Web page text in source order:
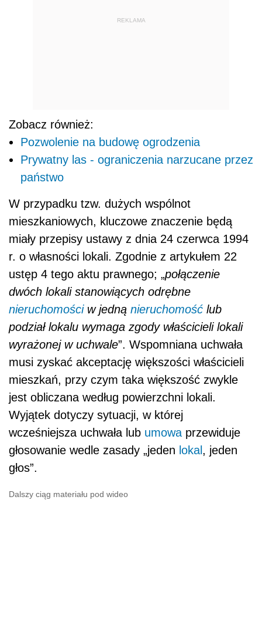
REKLAMA
Zobacz również:
Pozwolenie na budowę ogrodzenia
Prywatny las - ograniczenia narzucane przez
państwo
W przypadku tzw. dużych wspólnot
mieszkaniowych, kluczowe znaczenie będą
miały przepisy ustawy z dnia 24 czerwca 1994
r. o własności lokali. Zgodnie z artykułem 22
ustęp 4 tego aktu prawnego; „połączenie
dwóch lokali stanowiących odrębne
nieruchomościw jedną nieruchomość lub
podział lokalu wymaga zgody właścicieli lokali
wyrażonej w uchwale”. Wspomniana uchwała
musi zyskać akceptację większości właścicieli
mieszkań, przy czym taka większość zwykle
jest obliczana według powierzchni lokali.
Wyjątek dotyczy sytuacji, w której
wcześniejsza uchwała lub umowa przewiduje
głosowanie wedle zasady „jeden lokal , jeden
głos”.
Dalszy ciąg materiału pod wideo